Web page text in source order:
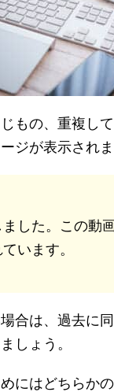
もの、重複し
ジが表示されま
した。この動
います。
合は、過去に
しょう。
にはどちらか